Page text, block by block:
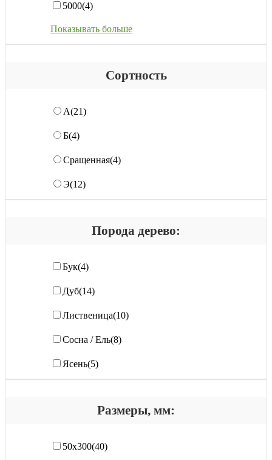
5000(4)
Показывать больше
Сортность
А(21)
Б(4)
Сращенная(4)
Э(12)
Порода дерево:
Бук(4)
Дуб(14)
Лиственица(10)
Сосна / Ель(8)
Ясень(5)
Размеры, мм:
50х300(40)